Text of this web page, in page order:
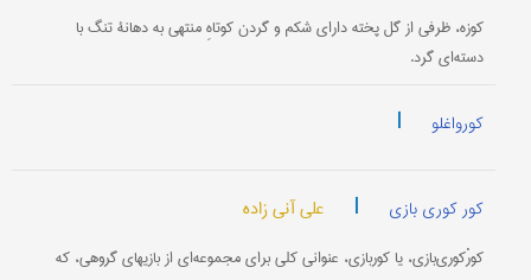
کوزه، ظرفی از گل پخته دارای شکم و گردن کوتاهِ منتهی به دهانۀ تنگ با
دسته‌ای گرد.
کورواغلو |
کور کوری بازی | علی آنی زاده
کورْکوری‌بازی، یا کوربازی، عنوانی کلی برای مجموعه‌ای از بازیهای گروهی، که